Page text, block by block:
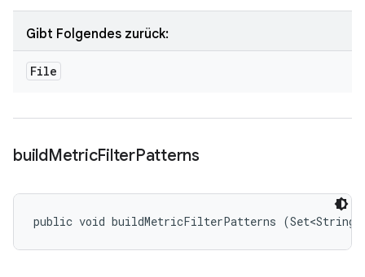
Gibt Folgendes zurück:
File
buildMetricFilterPatterns
public void buildMetricFilterPatterns (Set<String>